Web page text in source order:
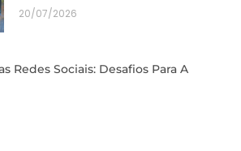
20/07/2026
Redes Sociais: Desafios Para A